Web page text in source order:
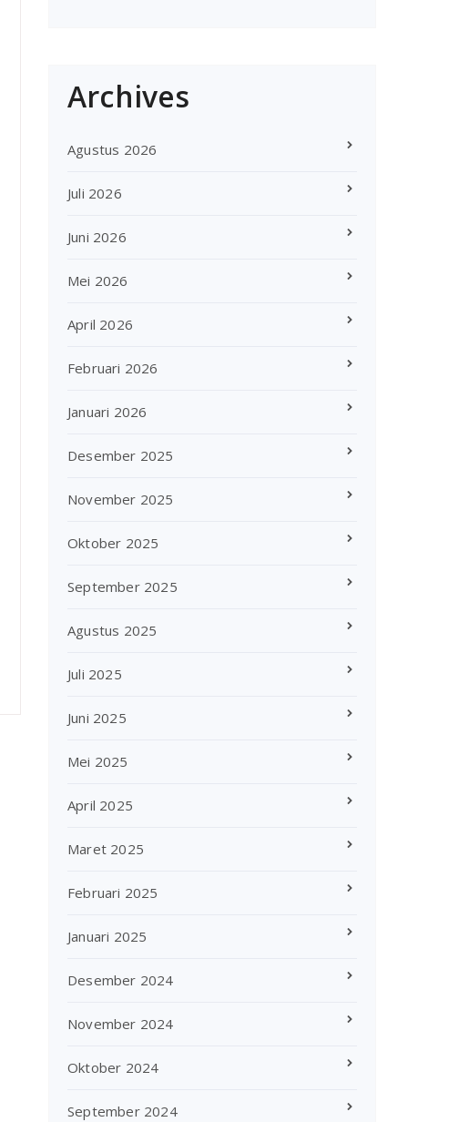
Archives
Agustus 2026
Juli 2026
Juni 2026
Mei 2026
April 2026
Februari 2026
Januari 2026
Desember 2025
November 2025
Oktober 2025
September 2025
Agustus 2025
Juli 2025
Juni 2025
Mei 2025
April 2025
Maret 2025
Februari 2025
Januari 2025
Desember 2024
November 2024
Oktober 2024
September 2024